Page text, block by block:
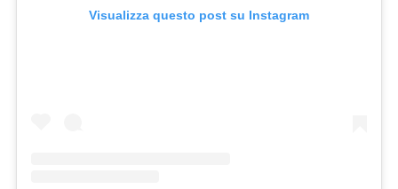
Visualizza questo post su Instagram